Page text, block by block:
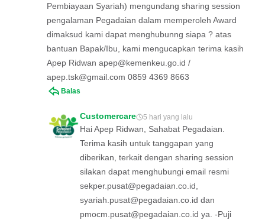
Pembiayaan Syariah) mengundang sharing session
pengalaman Pegadaian dalam memperoleh Award
dimaksud kami dapat menghubunng siapa ? atas
bantuan Bapak/Ibu, kami mengucapkan terima kasih
Apep Ridwan apep@kemenkeu.go.id /
apep.tsk@gmail.com 0859 4369 8663
Balas
Customercare 5 hari yang lalu
Hai Apep Ridwan, Sahabat Pegadaian.
Terima kasih untuk tanggapan yang
diberikan, terkait dengan sharing session
silakan dapat menghubungi email resmi
sekper.pusat@pegadaian.co.id
syariah.pusat@pegadaian.co.id dan
pmocm.pusat@pegadaian.co.id ya. -Puji